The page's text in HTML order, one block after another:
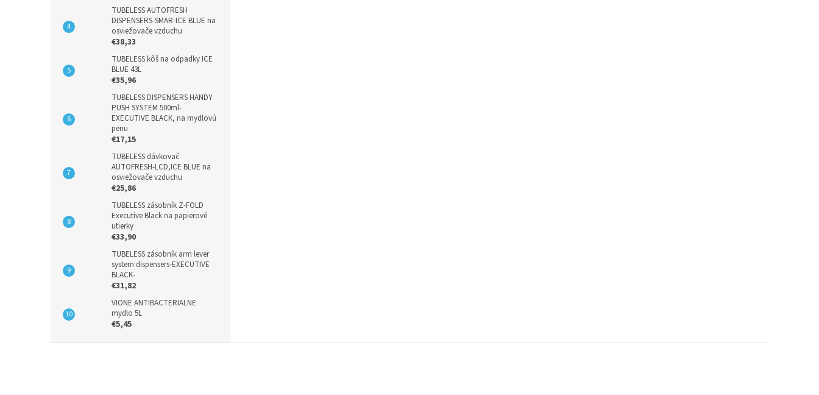
TUBELESS AUTOFRESH
DISPENSERS-SMAR-ICE BLUE na
osviežovače vzduchu
€38,33
TUBELESS kôš na odpadky ICE
BLUE 43L
€35,96
TUBELESS DISPENSERS HANDY
PUSH SYSTEM 500ml-
EXECUTIVE BLACK, na mydlovú
penu
€17,15
TUBELESS dávkovač
AUTOFRESH-LCD,ICE BLUE na
osviežovače vzduchu
€25,86
TUBELESS zásobník Z-FOLD
Executive Black na papierové
utierky
€33,90
TUBELESS zásobník arm lever
system dispensers-EXECUTIVE
BLACK-
€31,82
VIONE ANTIBACTERIALNE
mydlo 5L
€5,45